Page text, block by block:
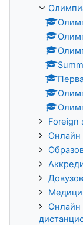
Foreign
Онлайн
Онлайн